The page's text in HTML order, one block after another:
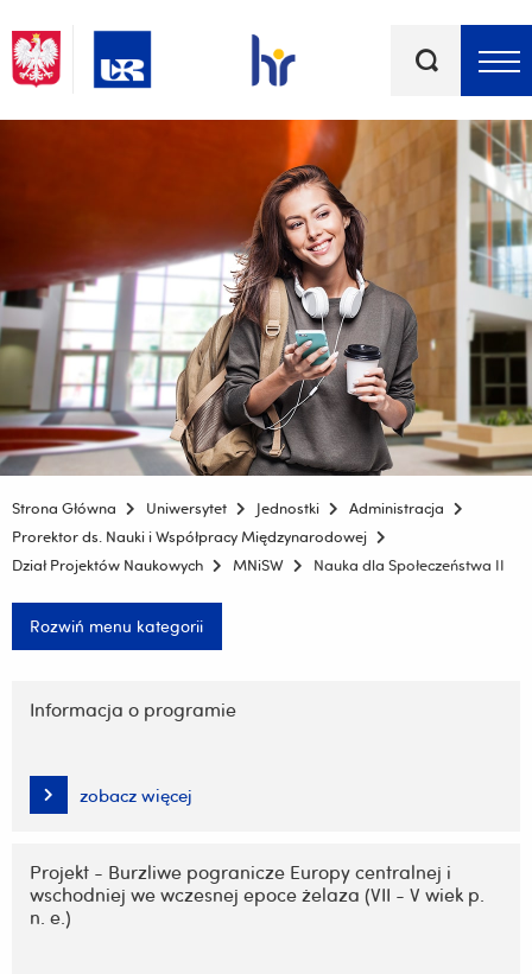
kluczowe
Strona Główna Uniwersytet Jednostki
Administracja
Prorektor ds. Nauki i Współpracy Międzynarodowej
Dział Projektów Naukowych
MNiSW Nauka dla Społeczeństwa II
Rozwiń menu kategorii
nawigację
treści
Informacja o programie
zobacz więcej
Projekt - Burzliwe pogranicze Europy centralnej i
wschodniej we wczesnej epoce żelaza (VII - V wiek p.
n. e.)